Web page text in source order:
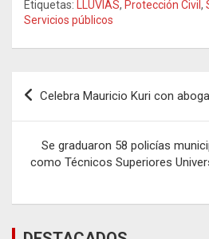
Etiquetas: LLUVIAS, Protección Civil ,
Servicios públicos
Navegación
Celebra Mauricio Kuri con
Se graduaron 58 policías
como Técnicos Superiores